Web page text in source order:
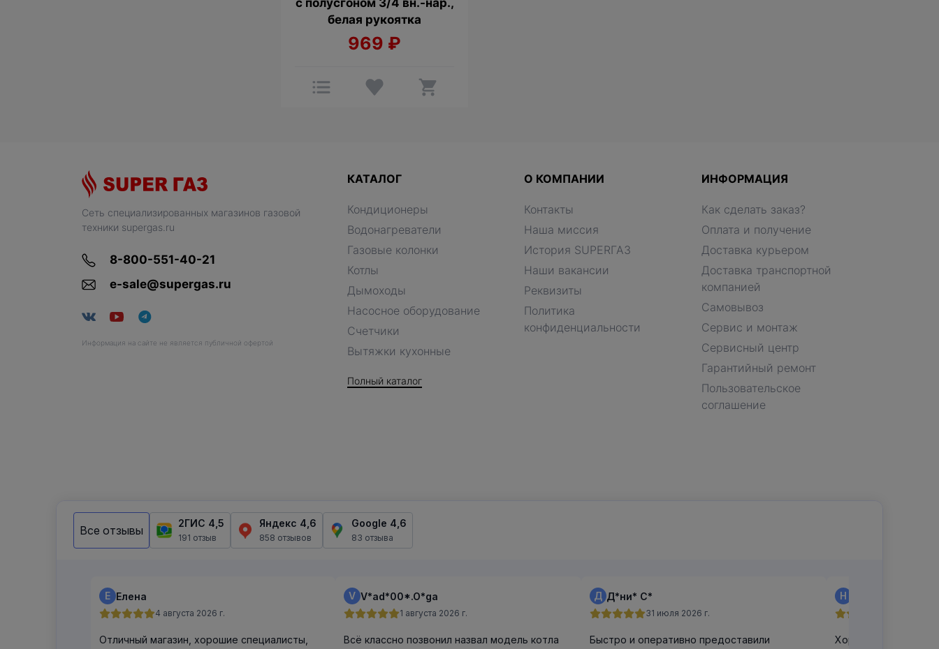
с полусгоном 3/4 вн.-нар.,
белая рукоятка
969 ₽
Сеть специализированных магазинов газовой
техники supergas.ru
8-800-551-40-21
e-sale@supergas.ru
Информация на сайте не является публичной офертой
КАТАЛОГ
Кондиционеры
Водонагреватели
Газовые колонки
Котлы
Дымоходы
Насосное оборудование
Счетчики
Вытяжки кухонные
Полный каталог
О КОМПАНИИ
Контакты
Наша миссия
История SUPERГАЗ
Наши вакансии
Реквизиты
Политика
конфиденциальности
ИНФОРМАЦИЯ
Как сделать заказ?
Оплата и получение
Доставка курьером
Доставка транспортной
компанией
Самовывоз
Сервис и монтаж
Сервисный центр
Гарантийный ремонт
Пользовательское
соглашение